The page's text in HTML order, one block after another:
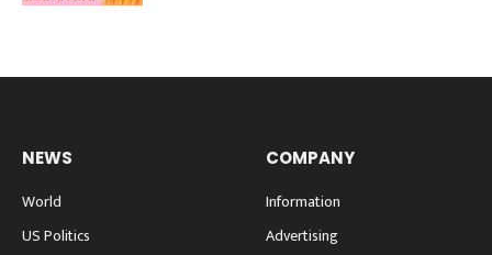
NEWS
World
US Politics
COMPANY
Information
Advertising